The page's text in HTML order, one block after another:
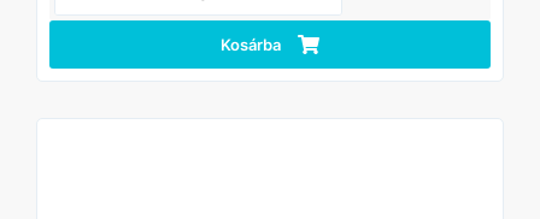
• Csavaros rögzítés – egyszerű szerelhetőség, pontos
meghúzás
Kosárba